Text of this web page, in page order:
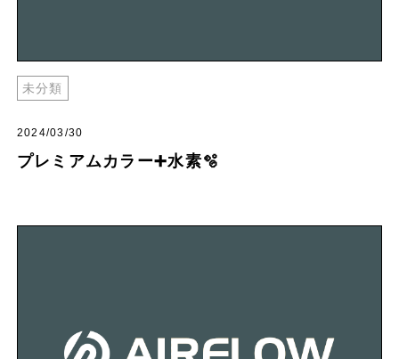
未分類
2024/03/30
プレミアムカラー➕水素🫧